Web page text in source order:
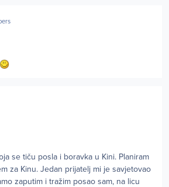
se tiču posla i boravka u Kini. Planiram
za Kinu. Jedan prijatelj mi je savjetovao
zaputim i tražim posao sam, na licu